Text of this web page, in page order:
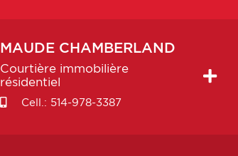
MAUDE CHAMBERLAND
Courtière immobilière
résidentiel
Cell.: 514-978-3387